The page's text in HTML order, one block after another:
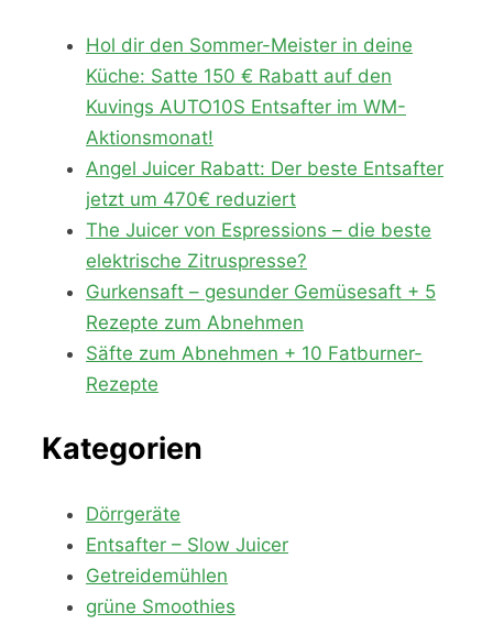
Hol dir den Sommer-Meister in deine
Küche: Satte 150 € Rabatt auf den
Kuvings AUTO10S Entsafter im WM-
Aktionsmonat!
Angel Juicer Rabatt: Der beste Entsafter
jetzt um 470€ reduziert
The Juicer von Espressions – die beste
elektrische Zitruspresse?
Gurkensaft – gesunder Gemüsesaft + 5
Rezepte zum Abnehmen
Säfte zum Abnehmen + 10 Fatburner-
Rezepte
Kategorien
Dörrgeräte
Entsafter – Slow Juicer
Getreidemühlen
grüne Smoothies